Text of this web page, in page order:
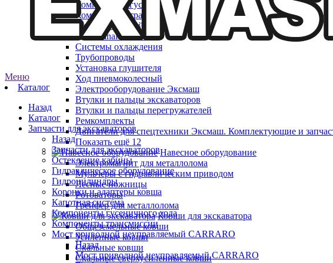
Компоненты гусеничного хода
Компоненты трансмиссии
Мост приводной неуправляемый CARRARO
Final reduction
Системы охлаждения
Трубопроводы
Установка глушителя
Ход пневмоколесный
Электрооборудование Эксмаш
Втулки и пальцы экскаваторов
Втулки и пальцы перегружателей
Ремкомплекты
Двигатели для спецтехники Эксмаш. Комплектующие и
Показать ещё 12
Навесное оборудование
Электромагнит для металлолома
Мульчеры с гидравлическим приводом
Лесные ножницы
Ротоваторы
Грейфер для металлолома
Ковши для экскаватора
Общеземельные ковши
Усиленные ковши
Скальные ковши
Скальные сверхусиленные ковши
Меню
Каталог
Назад
Каталог
Запчасти для экскаваторов
Назад
Запчасти для экскаваторов
Остекление кабины
Гидравлическое оборудование
Гидроцилиндры
Коронки и адаптеры ковша
Капотная система
Компоненты гусеничного хода
Компоненты трансмиссии
Мост приводной неуправляемый CARRARO
Назад
Мост приводной неуправляемый CARRARO